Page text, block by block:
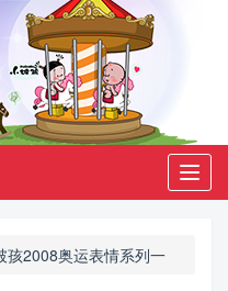
孩2008奥运表情系列一